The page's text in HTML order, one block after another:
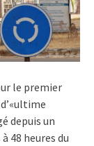
le premier
depuis un
48 heures du